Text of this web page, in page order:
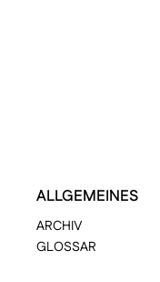
ALLGEMEINES
ARCHIV
GLOSSAR